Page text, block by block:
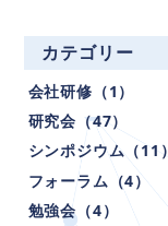
ト
ル
で
検
索
カテゴリー
会社研修（1）
研究会（47）
シンポジウム（11）
フォーラム（4）
勉強会（4）